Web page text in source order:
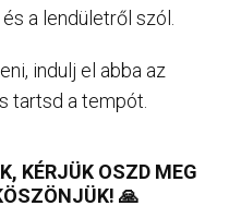
a lendületről szól.
indulj el abba az
tartsd a tempót.
KÉRJÜK OSZD MEG
🙏